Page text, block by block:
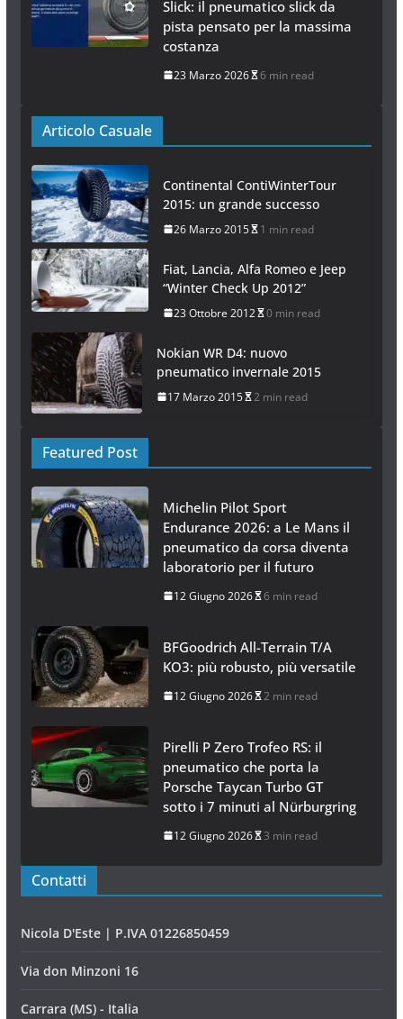
Slick: il pneumatico slick da
pista pensato per la massima
costanza
23 Marzo 2026 6 min read
Articolo Casuale
Continental ContiWinterTour
2015: un grande successo
26 Marzo 2015 1 min read
Fiat, Lancia, Alfa Romeo e Jeep
“Winter Check Up 2012”
23 Ottobre 2012 0 min read
Nokian WR D4: nuovo
pneumatico invernale 2015
17 Marzo 2015 2 min read
Featured Post
Michelin Pilot Sport
Endurance 2026: a Le Mans il
pneumatico da corsa diventa
laboratorio per il futuro
12 Giugno 2026 6 min read
BFGoodrich All-Terrain T/A
KO3: più robusto, più versatile
12 Giugno 2026 2 min read
Pirelli P Zero Trofeo RS: il
pneumatico che porta la
Porsche Taycan Turbo GT
sotto i 7 minuti al Nürburgring
12 Giugno 2026 3 min read
Contatti
Nicola D'Este | P.IVA 01226850459
Via don Minzoni 16
Carrara (MS) - Italia